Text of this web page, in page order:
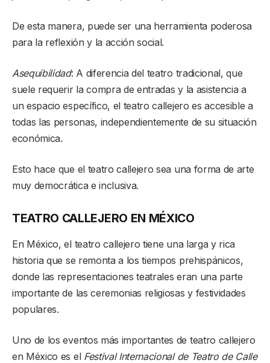
De esta manera, puede ser una herramienta poderosa
para la reflexión y la acción social.
Asequibilidad: A diferencia del teatro tradicional, que
suele requerir la compra de entradas y la asistencia a
un espacio específico, el teatro callejero es accesible a
todas las personas, independientemente de su situación
económica.
Esto hace que el teatro callejero sea una forma de arte
muy democrática e inclusiva.
TEATRO CALLEJERO EN MÉXICO
En México, el teatro callejero tiene una larga y rica
historia que se remonta a los tiempos prehispánicos,
donde las representaciones teatrales eran una parte
importante de las ceremonias religiosas y festividades
populares.
Uno de los eventos más importantes de teatro callejero
en México es el Festival Internacional de Teatro de Calle